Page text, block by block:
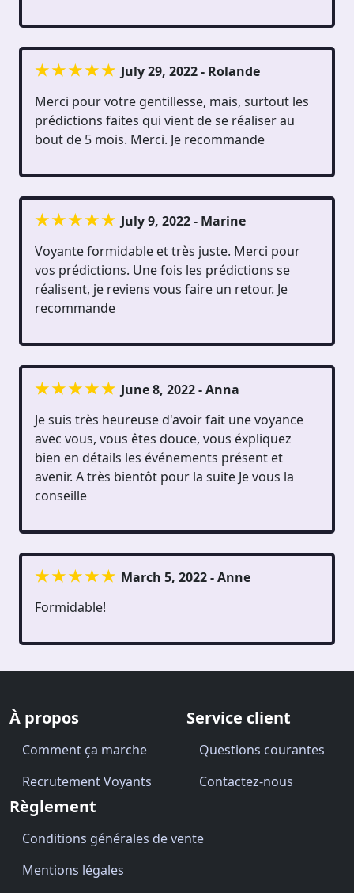
July 29, 2022 - Rolande
Merci pour votre gentillesse, mais, surtout les
prédictions faites qui vient de se réaliser au
bout de 5 mois. Merci. Je recommande
July 9, 2022 - Marine
Voyante formidable et très juste. Merci pour
vos prédictions. Une fois les prédictions se
réalisent, je reviens vous faire un retour. Je
recommande
June 8, 2022 - Anna
Je suis très heureuse d'avoir fait une voyance
avec vous, vous êtes douce, vous éxpliquez
bien en détails les événements présent et
avenir. A très bientôt pour la suite Je vous la
conseille
March 5, 2022 - Anne
Formidable!
À propos
Comment ça marche
Recrutement Voyants
Service client
Questions courantes
Contactez-nous
Règlement
Conditions générales de vente
Mentions légales